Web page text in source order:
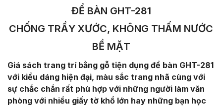
ĐỂ BÀN GHT-281
CHỐNG TRẦY XƯỚC, KHÔNG THẤM NƯỚC
BỀ MẶT
Giá sách trang trí bằng gỗ tiện dụng để bàn GHT-281
với kiểu dáng hiện đại, màu sắc trang nhã cùng với
sự chắc chắn rất phù hợp với những người làm văn
phòng với nhiều giấy tờ khổ lớn hay những bạn học